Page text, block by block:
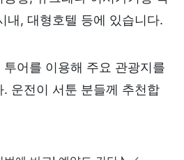
내, 대형호텔 등에 있습니다.
어를 이용해 주요 관광지를
운전이 서툰 분들께 추천합